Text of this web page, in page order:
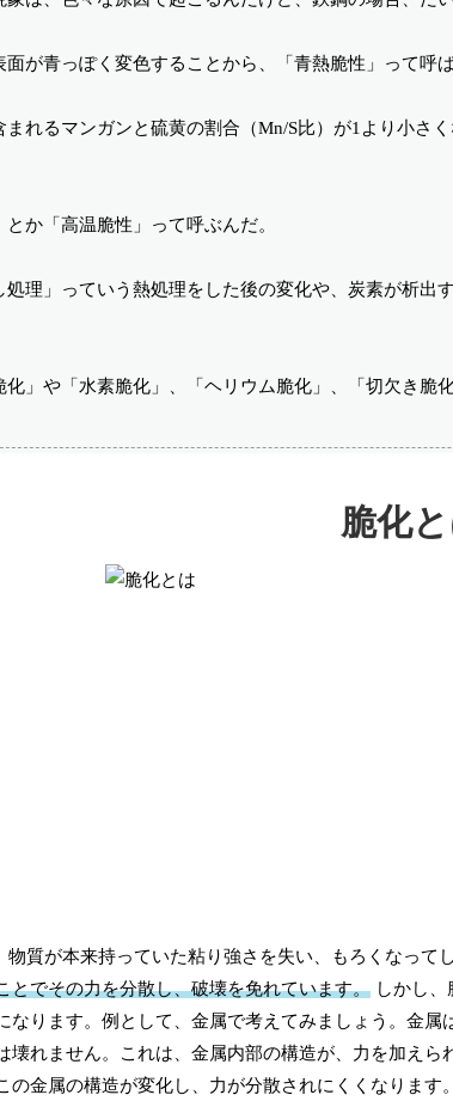
面が青っぽく変色することから、「青熱脆性」って呼ば
まれるマンガンと硫黄の割合（Mn/S比）が1より小さ
か「高温脆性」って呼ぶんだ。
処理」っていう熱処理をした後の変化や、炭素が析出
」や「水素脆化」、「ヘリウム脆化」、「切欠き脆
脆化
物質が本来持っていた粘り強さを失い、もろくなって
とでその力を分散し、破壊を免れています。 しかし
なります。例として、金属で考えてみましょう。金
壊れません。これは、金属内部の構造が、力を加え
の金属の構造が変化し、力が分散されにくくなりま